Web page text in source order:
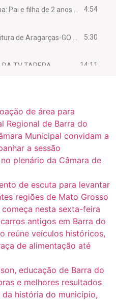
4:54
5:30
DA TV TAPERA 14:11
CORTES
Só a bo$ta 6:31
de área para
Regional de Barra do
Municipal convidam a
a sessão
plenário da Câmara de
de escuta para levantar
regiões de Mato Grosso
nesta sexta-feira
antigos em Barra do
reúne veículos históricos,
de alimentação até
educação de Barra do
e melhores resultados
história do município,